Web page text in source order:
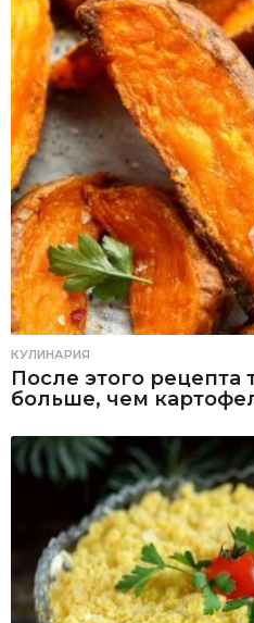
КУЛИНАРИЯ
После этого
больше, чем